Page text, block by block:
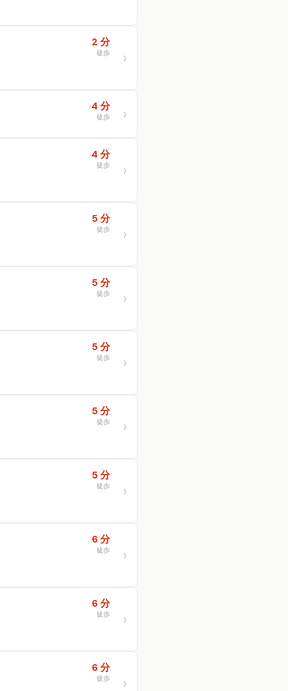
2 分
徒歩
4 分
徒歩
4 分
徒歩
5 分
徒歩
5 分
徒歩
5 分
徒歩
5 分
徒歩
5 分
徒歩
6 分
徒歩
6 分
徒歩
6 分
徒歩